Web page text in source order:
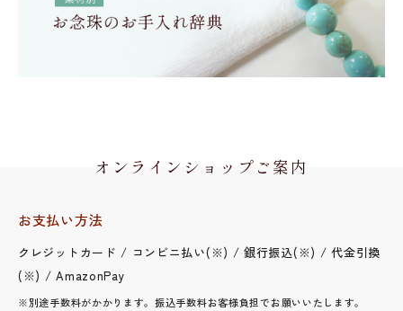
オンラインショップご案内
お支払い方法
クレジットカード / コンビニ払い(※) / 銀行振込(※) / 代金引換
(※) / AmazonPay
※別途手数料がかかります。振込手数料お客様負担でお願いいたします。